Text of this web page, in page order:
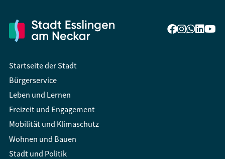
Startseite der Stadt
Bürgerservice
Leben und Lernen
Freizeit und Engagement
Mobilität und Klimaschutz
Wohnen und Bauen
Stadt und Politik